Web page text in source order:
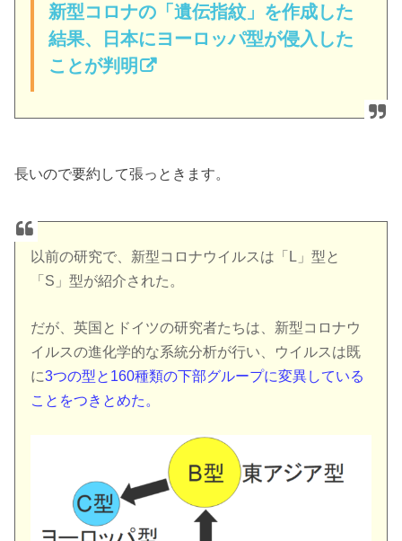
新型コロナの「遺伝指紋」を作成した
結果、日本にヨーロッパ型が侵入した
ことが判明
長いので要約して張っときます。
以前の研究で、新型コロナウイルスは「L」型と
「S」型が紹介された。
だが、英国とドイツの研究者たちは、新型コロナウ
イルスの進化学的な系統分析が行い、ウイルスは既
に3つの型と160種類の下部グループに変異している
ことをつきとめた。